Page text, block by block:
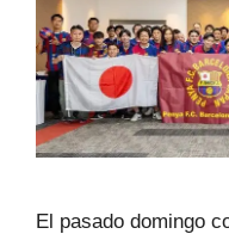
El pasado domingo